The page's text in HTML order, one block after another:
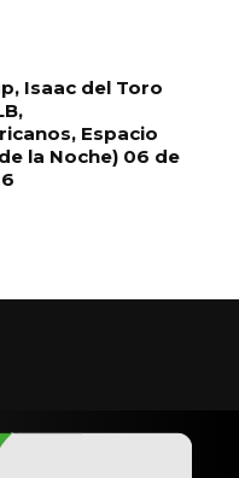
Isaac del Toro
Espacio
la Noche) 06 de